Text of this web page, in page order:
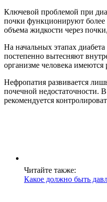
Ключевой проблемой при
почки функционируют более
объема жидкости через
На начальных этапах
постепенно вытесняют
организме человека
Нефропатия развивается
почечной недостаточности.
рекомендуется
Читайте также:
Какое должно быть